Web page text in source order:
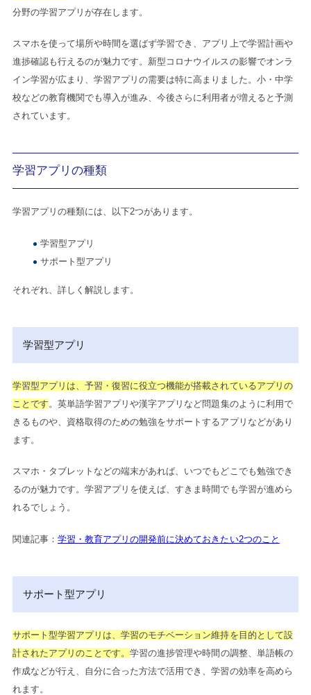
分野の学習アプリが存在します。
スマホを使って場所や時間を選ばず学習でき、アプリ上で学習計画や
進捗確認も行えるのが魅力です。新型コロナウイルスの影響でオンラ
イン学習が広まり、学習アプリの需要は特に高まりました。小・中学
校などの教育機関でも導入が進み、今後さらに利用者が増えると予測
されています。
学習アプリの種類
学習アプリの種類には、以下2つがあります。
学習型アプリ
サポート型アプリ
それぞれ、詳しく解説します。
学習型アプリ
学習型アプリは、予習・復習に役立つ機能が搭載されているアプリの
ことです 。英単語学習アプリや漢字アプリなど問題集のように利用で
きるものや、資格取得のための勉強をサポートするアプリなどがあり
ます。
スマホ・タブレットなどの端末があれば、いつでもどこでも勉強でき
るのが魅力です。学習アプリを使えば、すきま時間でも学習が進めら
れるでしょう。
関連記事：学習・教育アプリの開発前に決めておきたい2つのこと
サポート型アプリ
サポート型学習アプリは、学習のモチベーション維持を目的として設
計されたアプリのことです。学習の進捗管理や時間の調整、単語帳の
作成などが行え、自分に合った方法で活用でき、学習の効率を高めら
れます。